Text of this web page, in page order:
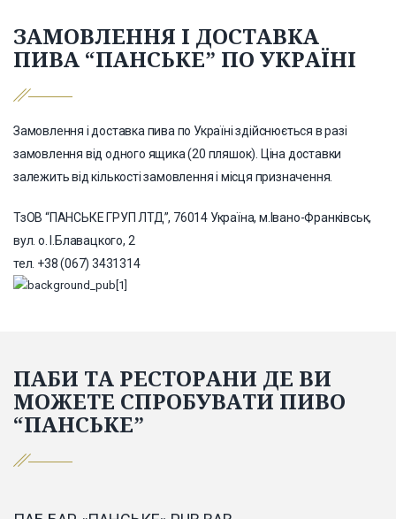
ЗАМОВЛЕННЯ І ДОСТАВКА
ПИВА “ПАНСЬКЕ” ПО УКРАЇНІ
Замовлення і доставка пива по Україні здійснюється в разі
замовлення від одного ящика (20 пляшок). Ціна доставки
залежить від кількості замовлення і місця призначення.
ТзОВ “ПАНСЬКЕ ГРУП ЛТД”, 76014 Україна, м.Івано-Франківськ,
вул. о. І.Блавацкого, 2
тел. +38 (067) 3431314
ПАБИ ТА РЕСТОРАНИ ДЕ ВИ
МОЖЕТЕ СПРОБУВАТИ ПИВО
“ПАНСЬКЕ”